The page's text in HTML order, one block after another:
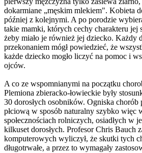
dokarmiane „męskim mlekiem". Kobieta
później z kolejnymi. A po porodzie
takie mamki, których cechy charakteru jej
żeby miało je również jej dziecko. Każdy
przekonaniem mógł powiedzieć, że
każde dziecko mogło liczyć na pomoc i
ojców.
A co ze wspomnianymi na początku
Plemiona zbieracko-łowieckie były
30 dorosłych osobników. Ogniska chorób
płciową w sposób naturalny szybko więc
społecznościach rolniczych, osiadłych w
kilkuset dorosłych. Profesor Chris Bauch
komputerowych wyliczył, że skutki tych
długotrwałe, a przez to wymagały